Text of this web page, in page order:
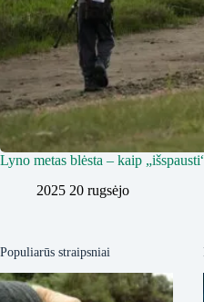
Lyno metas blėsta – kaip
2025 20 rugsėjo
Populiarūs straipsniai